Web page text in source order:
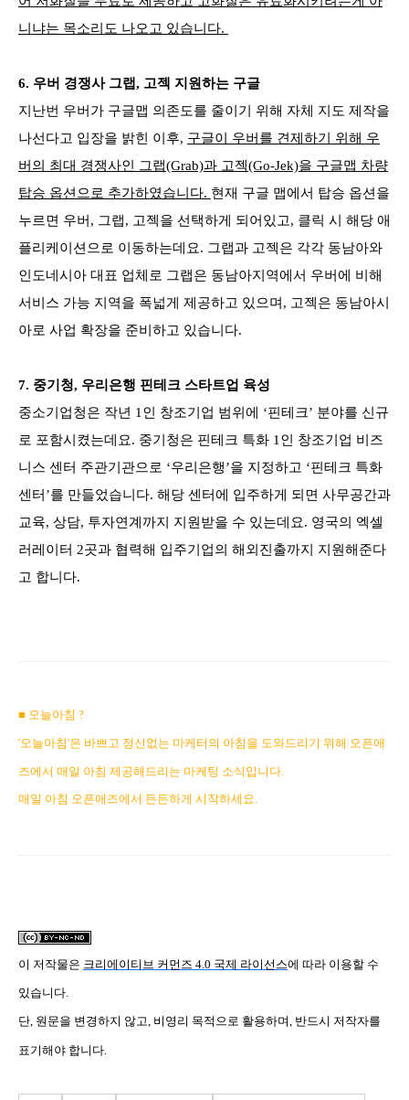
니냐는 목소리도 나오고 있습니다.
6. 우버 경쟁사 그랩, 고젝 지원하는 구글
지난번 우버가 구글맵 의존도를 줄이기 위해 자체 지도 제작을
나선다고 입장을 밝힌 이후, 구글이 우버를 견제하기 위해 우
버의 최대 경쟁사인 그랩(Grab)과 고젝(Go-Jek)을 구글맵 차량
탑승 옵션으로 추가하였습니다. 현재 구글 맵에서 탑승 옵션을
누르면 우버, 그랩, 고젝을 선택하게 되어있고, 클릭 시 해당 애
플리케이션으로 이동하는데요. 그랩과 고젝은 각각 동남아와
인도네시아 대표 업체로 그랩은 동남아지역에서 우버에 비해
서비스 가능 지역을 폭넓게 제공하고 있으며, 고젝은 동남아시
아로 사업 확장을 준비하고 있습니다.
7. 중기청, 우리은행 핀테크 스타트업 육성
중소기업청은 작년 1인 창조기업 범위에 ‘핀테크’ 분야를 신규
로 포함시켰는데요. 중기청은 핀테크 특화 1인 창조기업 비즈
니스 센터 주관기관으로 ‘우리은행’을 지정하고 ‘핀테크 특화
센터’를 만들었습니다. 해당 센터에 입주하게 되면 사무공간과
교육, 상담, 투자연계까지 지원받을 수 있는데요. 영국의 엑셀
러레이터 2곳과 협력해 입주기업의 해외진출까지 지원해준다
고 합니다.
■ 오늘아침 ?
'오늘아침'은 바쁘고 정신없는 마케터의 아침을 도와드리기 위해 오픈애
즈에서 매일 아침 제공해드리는 마케팅 소식입니다.
매일 아침 오픈애즈에서 든든하게 시작하세요.
이 저작물은 크리에이티브 커먼즈 4.0 국제 라이선스에 따라 이용할 수
있습니다.
단, 원문을 변경하지 않고, 비영리 목적으로 활용하며, 반드시 저작자를
표기해야 합니다.